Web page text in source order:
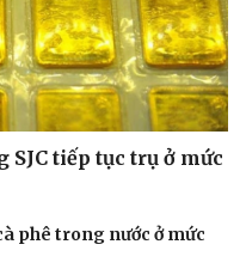
SJC tiếp tục trụ ở mức
phê trong nước ở mức